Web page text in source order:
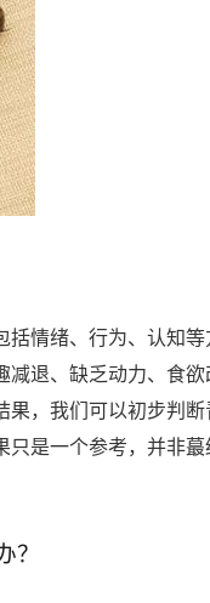
情绪、行为、认知
退、缺乏动力、食
，我们可以初步判
是一个参考，并非
？